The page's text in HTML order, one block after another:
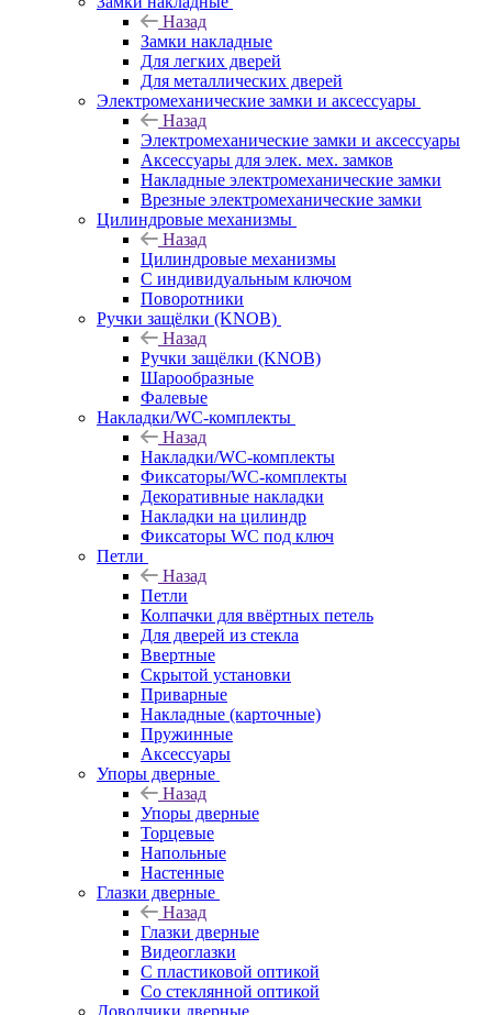
Назад
Замки накладные
Для легких дверей
Для металлических дверей
Электромеханические замки и аксессуары
Назад
Электромеханические замки и аксессуары
Аксессуары для элек. мех. замков
Накладные электромеханические замки
Врезные электромеханические замки
Цилиндровые механизмы
Назад
Цилиндровые механизмы
С индивидуальным ключом
Поворотники
Ручки защёлки (KNOB)
Назад
Ручки защёлки (KNOB)
Шарообразные
Фалевые
Накладки/WC-комплекты
Назад
Накладки/WC-комплекты
Фиксаторы/WC-комплекты
Декоративные накладки
Накладки на цилиндр
Фиксаторы WC под ключ
Петли
Назад
Петли
Колпачки для ввёртных петель
Для дверей из стекла
Ввертные
Скрытой установки
Приварные
Накладные (карточные)
Пружинные
Аксессуары
Упоры дверные
Назад
Упоры дверные
Торцевые
Напольные
Настенные
Глазки дверные
Назад
Глазки дверные
Видеоглазки
С пластиковой оптикой
Со стеклянной оптикой
Доводчики дверные